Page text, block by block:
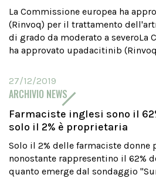
La Commissione europea ha
(Rinvoq) per il trattamento
di grado da moderato a severoLa
ha approvato upadacitinib
27/12/2019
ARCHIVIO NEWS
Farmaciste inglesi sono il
solo il 2% è proprietaria
Solo il 2% delle farmaciste donne
nonostante rappresentino il 62%
quanto emerge dal sondaggio